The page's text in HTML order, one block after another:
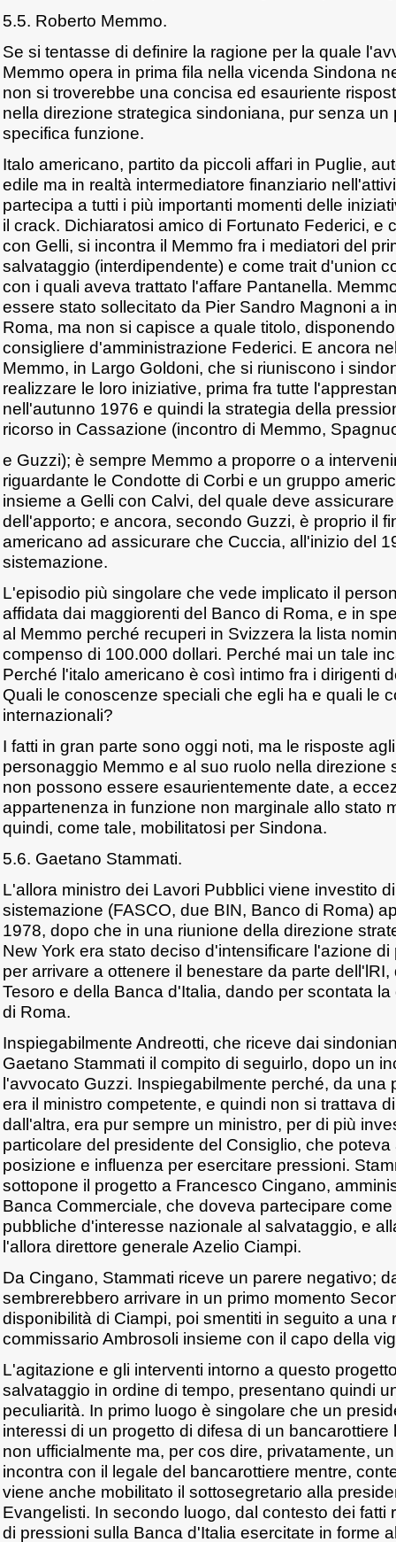
5.5. Roberto Memmo.
Se si tentasse di definire la ragione per la quale
Memmo opera in prima fila nella vicenda Sindona
non si troverebbe una concisa ed esauriente
nella direzione strategica sindoniana, pur senza un
specifica funzione.
Italo americano, partito da piccoli affari in Puglie,
edile ma in realtà intermediatore finanziario
partecipa a tutti i più importanti momenti delle
il crack. Dichiaratosi amico di Fortunato Federici, e
con Gelli, si incontra il Memmo fra i mediatori del
salvataggio (interdipendente) e come trait d'union
con i quali aveva trattato l'affare Pantanella.
essere stato sollecitato da Pier Sandro Magnoni a
Roma, ma non si capisce a quale titolo,
consigliere d'amministrazione Federici. E ancora
Memmo, in Largo Goldoni, che si riuniscono i
realizzare le loro iniziative, prima fra tutte
nell'autunno 1976 e quindi la strategia della
ricorso in Cassazione (incontro di Memmo,
e Guzzi); è sempre Memmo a proporre o a
riguardante le Condotte di Corbi e un gruppo
insieme a Gelli con Calvi, del quale deve
dell'apporto; e ancora, secondo Guzzi, è proprio il
americano ad assicurare che Cuccia, all'inizio del
sistemazione.
L'episodio più singolare che vede implicato il
affidata dai maggiorenti del Banco di Roma, e in
al Memmo perché recuperi in Svizzera la lista
compenso di 100.000 dollari. Perché mai un tale
Perché l'italo americano è così intimo fra i dirigenti
Quali le conoscenze speciali che egli ha e quali le
internazionali?
I fatti in gran parte sono oggi noti, ma le risposte
personaggio Memmo e al suo ruolo nella direzione
non possono essere esaurientemente date, a
appartenenza in funzione non marginale allo stato
quindi, come tale, mobilitatosi per Sindona.
5.6. Gaetano Stammati.
L'allora ministro dei Lavori Pubblici viene investito
sistemazione (FASCO, due BIN, Banco di Roma)
1978, dopo che in una riunione della direzione
New York era stato deciso d'intensificare l'azione
per arrivare a ottenere il benestare da parte
Tesoro e della Banca d'Italia, dando per scontata
di Roma.
Inspiegabilmente Andreotti, che riceve dai
Gaetano Stammati il compito di seguirlo, dopo un
l'avvocato Guzzi. Inspiegabilmente perché, da una
era il ministro competente, e quindi non si trattava
dall'altra, era pur sempre un ministro, per di più
particolare del presidente del Consiglio, che
posizione e influenza per esercitare pressioni.
sottopone il progetto a Francesco Cingano,
Banca Commerciale, che doveva partecipare
pubbliche d'interesse nazionale al salvataggio, e
l'allora direttore generale Azelio Ciampi.
Da Cingano, Stammati riceve un parere negativo;
sembrerebbero arrivare in un primo momento
disponibilità di Ciampi, poi smentiti in seguito a una
commissario Ambrosoli insieme con il capo della
L'agitazione e gli interventi intorno a questo
salvataggio in ordine di tempo, presentano quindi
peculiarità. In primo luogo è singolare che un
interessi di un progetto di difesa di un
non ufficialmente ma, per cos dire, privatamente,
incontra con il legale del bancarottiere mentre,
viene anche mobilitato il sottosegretario alla
Evangelisti. In secondo luogo, dal contesto dei fatti
di pressioni sulla Banca d'Italia esercitate in forme